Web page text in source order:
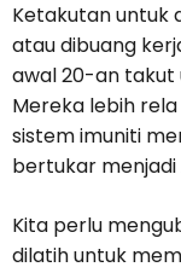
Ketakutan untuk
atau dibuang
awal 20-an takut
Mereka lebih
sistem imuniti
bertukar menjadi
Kita perlu
dilatih untuk